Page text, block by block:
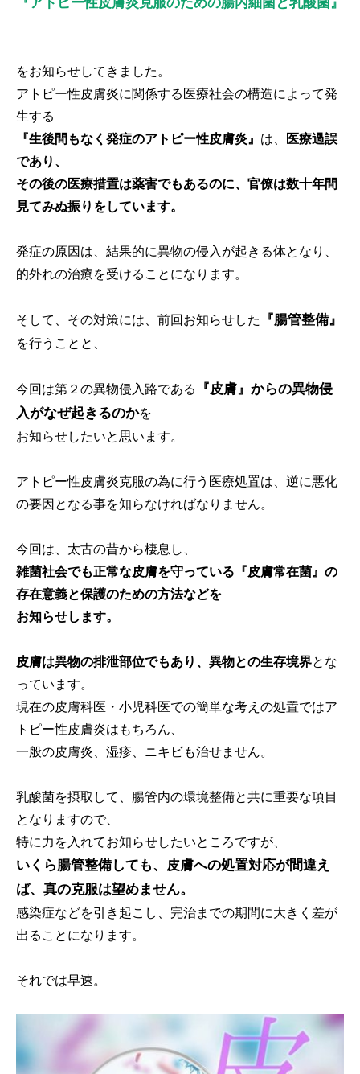
をお知らせしてきました。
アトピー性皮膚炎に関係する医療社会の構造によって発
生する
『生後間もなく発症のアトピー性皮膚炎』 は、 医療過誤
であり、
その後の医療措置は薬害でもあるのに、官僚は数十年間
見てみぬ振りをしています。
発症の原因は、結果的に異物の侵入が起きる体となり、
的外れの治療を受けることになります。
そして、その対策には、前回お知らせした 『腸管整備』
を行うことと、
今回は第２の異物侵入路である 『皮膚』からの異物侵
入がなぜ起きるのかを
お知らせしたいと思います。
アトピー性皮膚炎克服の為に行う医療処置は、逆に悪化
の要因となる事を知らなければなりません。
今回は、太古の昔から棲息し、
雑菌社会でも正常な皮膚を守っている『皮膚常在菌』の
存在意義と保護のための方法などを
お知らせします。
皮膚は異物の排泄部位でもあり、異物との生存境界とな
っています。
現在の皮膚科医・小児科医での簡単な考えの処置ではア
トピー性皮膚炎はもちろん、
一般の皮膚炎、湿疹、ニキビも治せません。
乳酸菌を摂取して、腸管内の環境整備と共に重要な項目
となりますので、
特に力を入れてお知らせしたいところですが、
いくら腸管整備しても、皮膚への処置対応が間違え
ば、真の克服は望めません。
感染症などを引き起こし、完治までの期間に大きく差が
出ることになります。
それでは早速。